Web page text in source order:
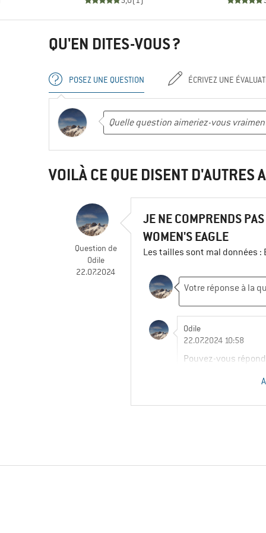
QU'EN DITES-VOUS ?
POSEZ UNE QUESTION ÉCRIVEZ UNE
VOILÀ CE QUE DISENT D'AUTRES
Question de
Odile
22.07.2024
JE NE COMPRENDS
WOMEN'S EAGLE
Les tailles sont mal données :
Odile
22.07.2024 10:58
Pouvez-vous